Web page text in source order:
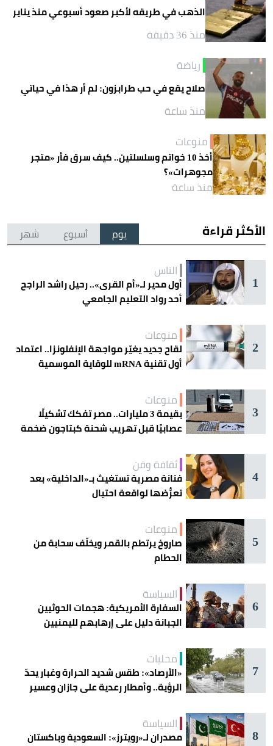
الذهب في طريقه لأكبر صعود أسبوعي منذ يناير
منذ 36 دقيقة
رياضة
صلاح يقع في حب طرابزون: لم أر هذا في حياتي
منذ ساعة
منوعات
أخذ 10 خواتم وسلسلتين.. كيف سرق فأر «متجر
مجوهرات»؟
منذ ساعة
الأكثر قراءة يوم أسبوع شهر
1
الناس
أول مدير لـ«أم القرى».. رحيل راشد الراجح
أحد رواد التعليم الجامعي
2
منوعات
لقاح جديد يغيّر مواجهة الإنفلونزا.. اعتماد
أول تقنية mRNA للوقاية الموسمية
3
منوعات
بقيمة 3 مليارات.. مصر تفكك تشكيلًا
عصابيًا قبل تهريب شحنة كبتاجون ضخمة
4
ثقافة وفن
فنانة مصرية تستغيث بـ«الداخلية» بعد
تعرُّضها لواقعة احتيال
5
منوعات
صاروخ يرتطم بالقمر ويخلّف سحابة من
الحطام
6
السياسة
السفارة الأمريكية: هجمات الحوثيين
الجبانة دليل على إرهابهم لليمنيين
7
محليات
«الأرصاد»: طقس شديد الحرارة وغبار يحدّ
الرؤية.. وأمطار رعدية على جازان وعسير
8
السياسة
مصدران لـ«رويترز»: السعودية وباكستان